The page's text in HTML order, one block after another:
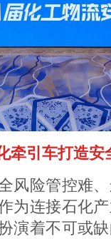
牵引车打造安
风险管控难
为连接石化
演着不可或